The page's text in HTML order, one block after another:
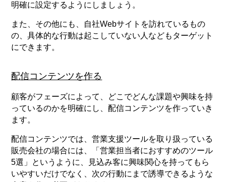
明確に設定するようにしましょう。
また、その他にも、自社Webサイトを訪れているもの
の、具体的な行動は起こしていない人などもターゲット
にできます。
配信コンテンツを作る
顧客がフェーズによって、どこでどんな課題や興味を持
っているのかを明確にし、配信コンテンツを作っていき
ます。
配信コンテンツでは、営業支援ツールを取り扱っている
販売会社の場合には、「営業担当者におすすめのツール
5選」というように、見込み客に興味関心を持ってもら
いやすいだけでなく、次の行動にまで誘導できるような